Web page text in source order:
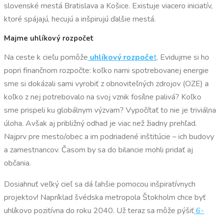
slovenské mestá Bratislava a Košice. Existuje viacero iniciatív,
ktoré spájajú, hecujú a inšpirujú ďalšie mestá.
Majme uhlíkový rozpočet
Na ceste k cieľu pomôže uhlíkový rozpočet. Evidujme si ho
popri finančnom rozpočte: koľko nami spotrebovanej energie
sme si dokázali sami vyrobiť z obnoviteľných zdrojov (OZE) a
koľko z nej potrebovalo na svoj vznik fosílne palivá? Koľko
sme prispeli ku globálnym výzvam? Vypočítať to nie je triviálna
úloha. Avšak aj približný odhad je viac než žiadny prehľad.
Najprv pre mesto/obec a im podriadené inštitúcie – ich budovy
a zamestnancov. Časom by sa do bilancie mohli pridať aj
občania.
Dosiahnuť veľký cieľ sa dá ľahšie pomocou inšpiratívnych
projektov! Napríklad švédska metropola Štokholm chce byť
uhlíkovo pozitívna do roku 2040. Už teraz sa môže pýšiť6-